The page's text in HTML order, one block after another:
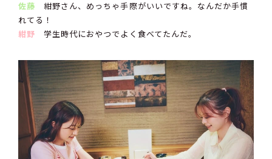
佐藤 紺野さん、めっちゃ手際がいいですね。なんだか手慣
れてる！
紺野 学生時代におやつでよく食べてたんだ。